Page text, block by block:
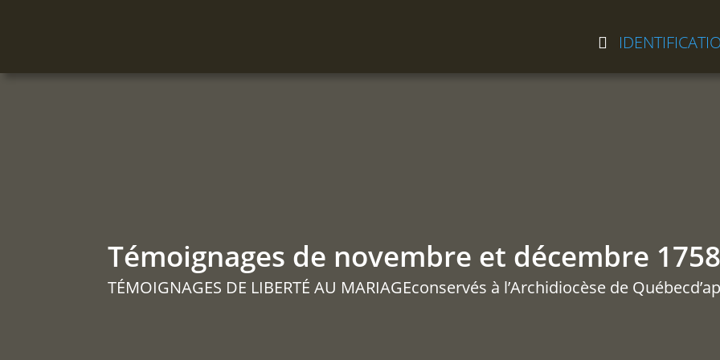
Témoignages de novembre et décembre 1758
TÉMOIGNAGES DE LIBERTÉ AU MARIAGEconservés à l’Archidiocèse de